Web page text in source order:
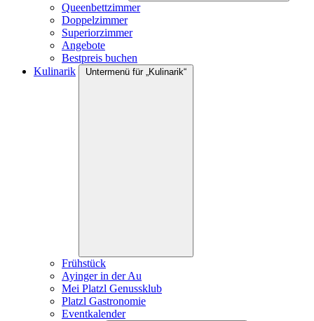
Queenbettzimmer
Doppelzimmer
Superiorzimmer
Angebote
Bestpreis buchen
Kulinarik
Untermenü für „Kulinarik“
Frühstück
Ayinger in der Au
Mei Platzl Genussklub
Platzl Gastronomie
Eventkalender